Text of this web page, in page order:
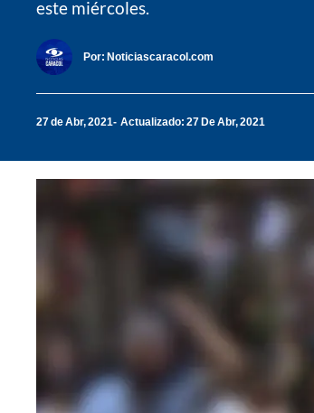
este miércoles.
Por: Noticiascaracol.com
27 de Abr, 2021 Actualizado: 27 De Abr, 2021